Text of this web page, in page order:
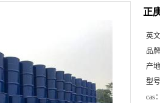
正
英
品
产
型
cas